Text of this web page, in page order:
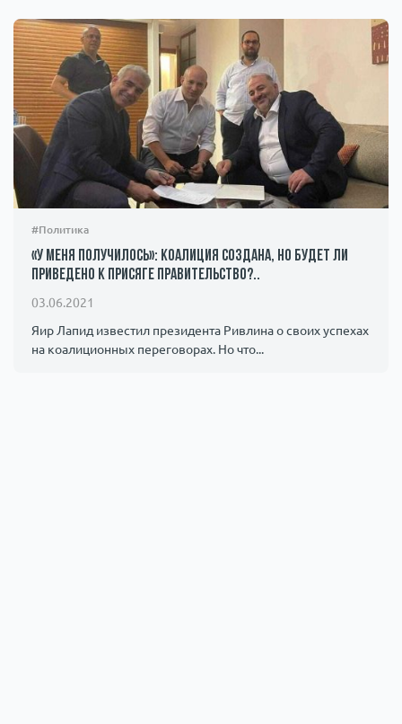
#Политика
«У меня получилось»: коалиция создана, но будет ли
приведено к присяге правительство?..
03.06.2021
Яир Лапид известил президента Ривлина о своих успехах
на коалиционных переговорах. Но что...